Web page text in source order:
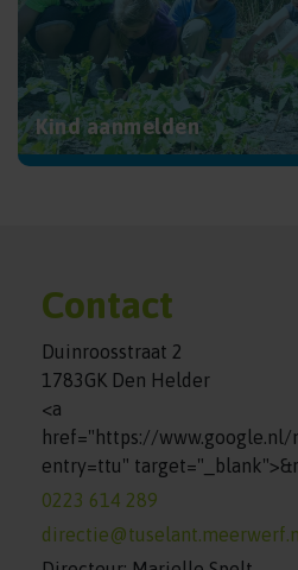
Kind aanmelden
Contact
Duinroosstraat 2
1783GK Den Helder
<a
href="https://www.google.nl/
entry=ttu"
0223 614 289
directie@tuselant.meerwerf.nl